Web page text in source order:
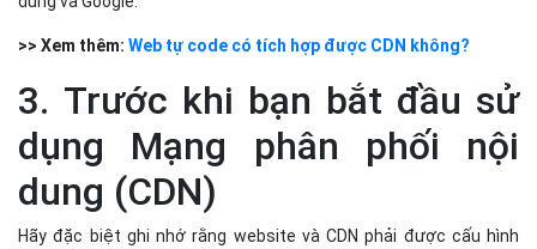
>> Xem thêm: Web tự code có tích hợp được CDN không?
3. Trước khi bạn bắt đầu sử
dụng Mạng phân phối nội
dung (CDN)
Hãy đặc biệt ghi nhớ rằng website và CDN phải được cấu hình